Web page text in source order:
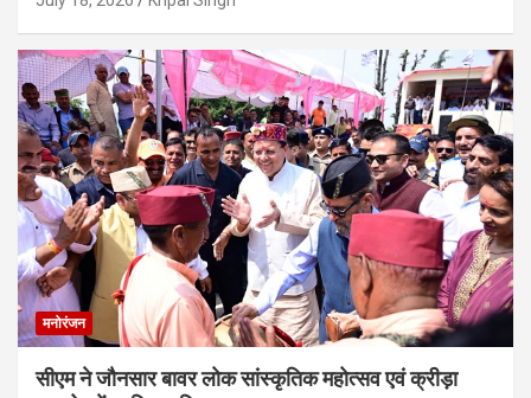
मनोरंजन
सीएम ने जौनसार बावर लोक सांस्कृतिक महोत्सव एवं क्रीड़ा